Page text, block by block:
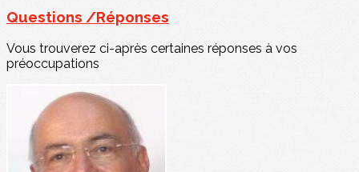
Questions /Réponses
Vous trouverez ci-après certaines réponses à vos
préoccupations